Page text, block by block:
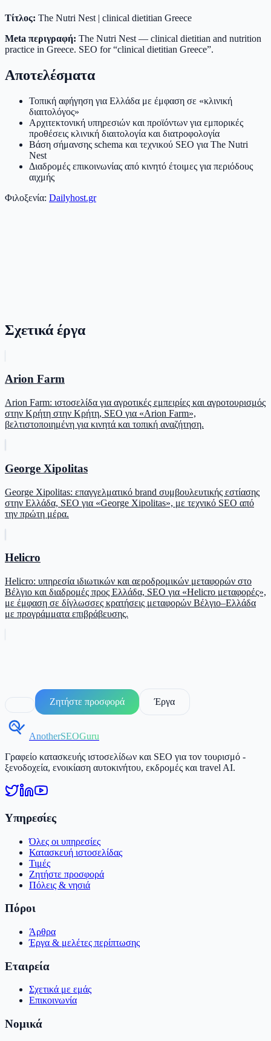
Τίτλος: The Nutri Nest | clinical dietitian Greece
Meta περιγραφή: The Nutri Nest — clinical dietitian and nutrition
practice in Greece. SEO for “clinical dietitian Greece”.
Αποτελέσματα
Τοπική αφήγηση για Ελλάδα με έμφαση σε «κλινική
διαιτολόγος»
Αρχιτεκτονική υπηρεσιών και προϊόντων για εμπορικές
προθέσεις κλινική διαιτολογία και διατροφολογία
Βάση σήμανσης schema και τεχνικού SEO για The Nutri
Nest
Διαδρομές επικοινωνίας από κινητό έτοιμες για περιόδους
αιχμής
Φιλοξενία: Dailyhost.gr
Σχετικά έργα
Arion Farm
Arion Farm: ιστοσελίδα για αγροτικές εμπειρίες και αγροτουρισμός
στην Κρήτη στην Κρήτη, SEO για «Arion Farm»,
βελτιστοποιημένη για κινητά και τοπική αναζήτηση.
George Xipolitas
George Xipolitas: επαγγελματικό brand συμβουλευτικής εστίασης
στην Ελλάδα, SEO για «George Xipolitas», με τεχνικό SEO από
την πρώτη μέρα.
Helicro
Helicro: υπηρεσία ιδιωτικών και αεροδρομικών μεταφορών στο
Βέλγιο και διαδρομές προς Ελλάδα, SEO για «Helicro μεταφορές»,
με έμφαση σε δίγλωσσες κρατήσεις μεταφορών Βέλγιο–Ελλάδα
με προγράμματα επιβράβευσης.
Ζητήστε προσφορά Έργα
AnotherSEOGuru
Γραφείο κατασκευής ιστοσελίδων και SEO για τον τουρισμό -
ξενοδοχεία, ενοικίαση αυτοκινήτου, εκδρομές και travel AI.
Υπηρεσίες
Όλες οι υπηρεσίες
Κατασκευή ιστοσελίδας
Τιμές
Ζητήστε προσφορά
Πόλεις & νησιά
Πόροι
Άρθρα
Έργα & μελέτες περίπτωσης
Εταιρεία
Σχετικά με εμάς
Επικοινωνία
Νομικά